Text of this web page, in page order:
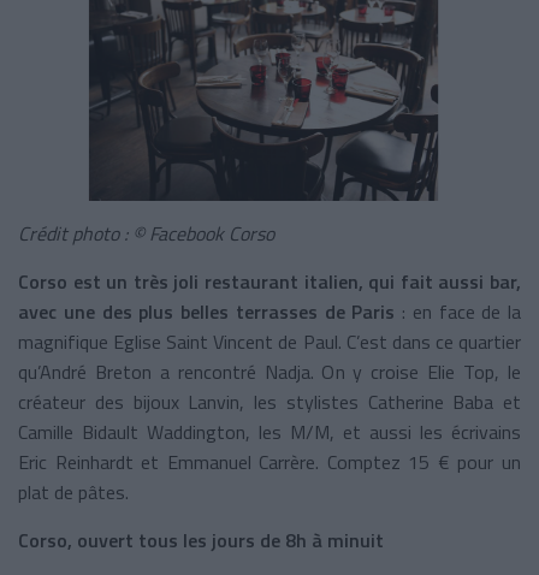
Crédit photo : © Facebook Corso
Corso est un très joli restaurant italien, qui fait aussi bar,
avec une des plus belles terrasses de Paris : en face de la
magnifique Eglise Saint Vincent de Paul. C’est dans ce quartier
qu’André Breton a rencontré Nadja. On y croise Elie Top, le
créateur des bijoux Lanvin, les stylistes Catherine Baba et
Camille Bidault Waddington, les M/M, et aussi les écrivains
Eric Reinhardt et Emmanuel Carrère. Comptez 15 € pour un
plat de pâtes.
Corso, ouvert tous les jours de 8h à minuit